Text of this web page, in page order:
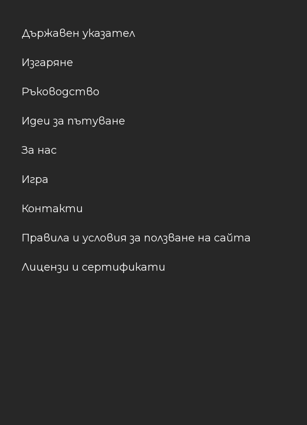
Държавен указател
Изгаряне
Ръководство
Идеи за пътуване
За нас
Игра
Контакти
Правила и условия за ползване на сайта
Лицензи и сертификати